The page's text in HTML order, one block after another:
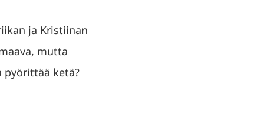
ja Kristiinan
mutta
pyörittää ketä?